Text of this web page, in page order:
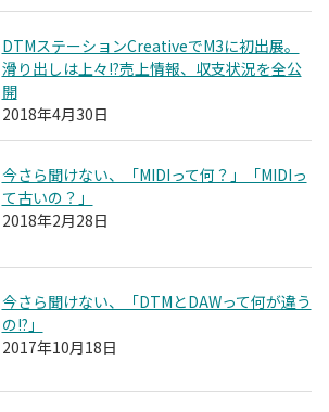
DTMステーションCreativeでM3に初出展。
滑り出しは上々!?売上情報、収支状況を全公
開
2018年4月30日
今さら聞けない、「MIDIって何？」「MIDIっ
て古いの？」
2018年2月28日
今さら聞けない、「DTMとDAWって何が違う
の!?」
2017年10月18日